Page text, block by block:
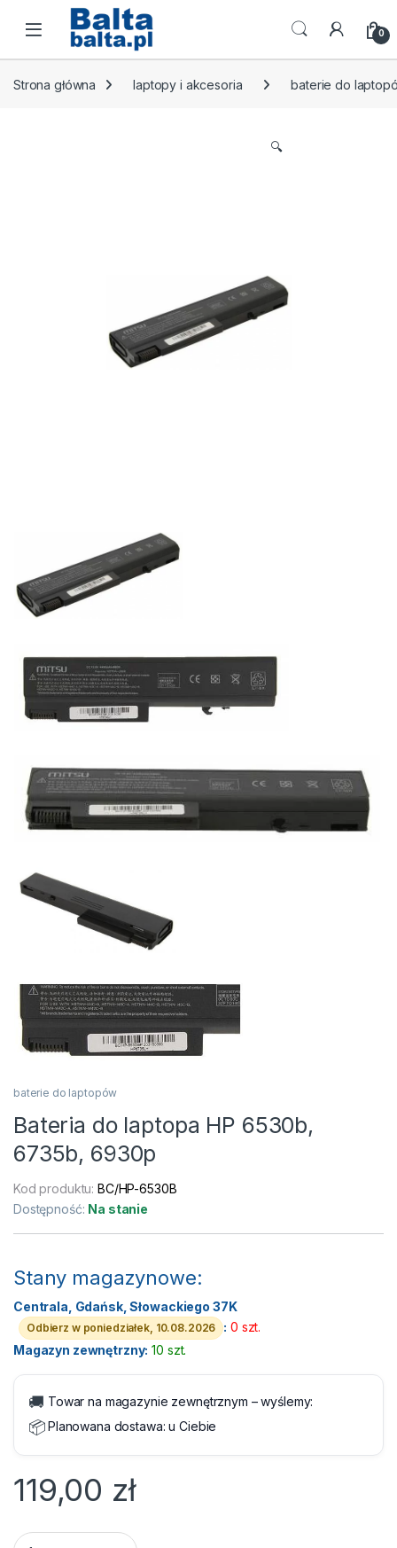
Skip to navigation
Skip to content
Open 0
Strona główna laptopy i akcesoria baterie do
🔍
baterie do laptopów
Bateria do laptopa HP 6530b,
6735b, 6930p
Kod produktu:BC/HP-6530B
Dostępność: Na stanie
Stany magazynowe:
Centrala, Gdańsk, Słowackiego 37K
Odbierz w poniedziałek, 10.08.2026 : 0 szt.
Magazyn zewnętrzny: 10 szt.
🚚 Towar na magazynie zewnętrznym – wyślemy:
📦Planowana dostawa:u Ciebie
119,00 zł
Bateria do laptopa HP 6530b, 6735b, 6930p quantity